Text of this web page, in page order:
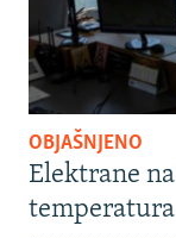
OBJAŠNJENO
Elektrane